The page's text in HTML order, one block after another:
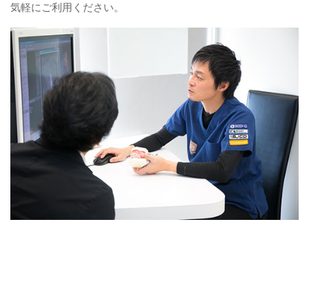
気軽にご利用ください。